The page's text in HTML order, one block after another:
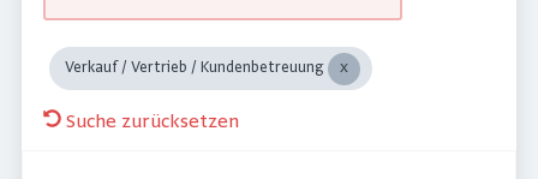
Verkauf / Vertrieb / Kundenbetreuung
Suche zurücksetzen